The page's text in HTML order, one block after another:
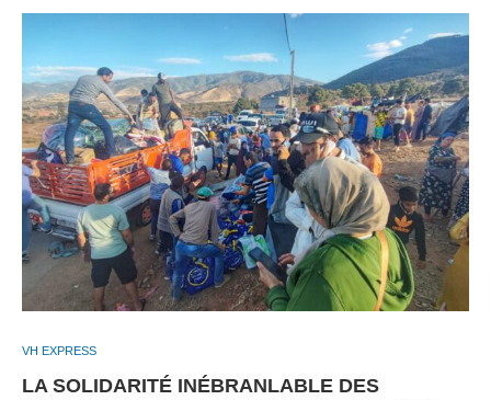
VH EXPRESS
LA SOLIDARITÉ INÉBRANLABLE DES